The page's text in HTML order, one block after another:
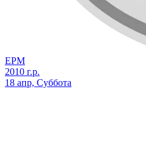
ЕРМ
2010 г.р.
18 апр, Суббота